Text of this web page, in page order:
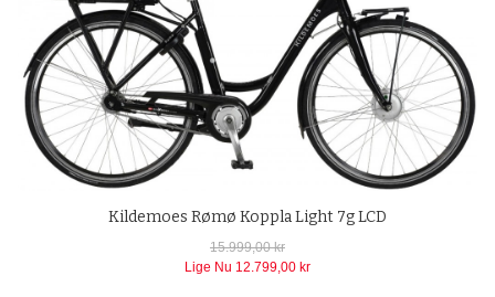
Kildemoes Rømø Koppla Light 7g LCD
15.999,00 kr
Lige Nu 12.799,00 kr